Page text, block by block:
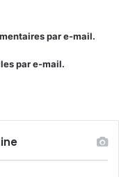
par e-mail.
par e-mail.